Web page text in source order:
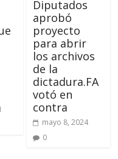
Diputados
aprobó
proyecto
para abrir
los archivos
de la
dictadura.FA
votó en
contra
mayo 8, 2024
0